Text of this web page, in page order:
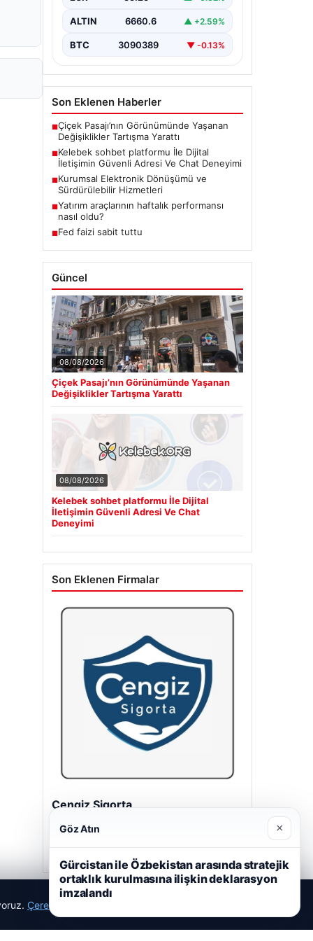
bir biçimde iletişim kurması büyük
Günümüzde birçok…
ALTIN 6660.6 ▲ +2.59%
BTC 3090389 ▼ -0.13%
Son Eklenen Haberler
■Çiçek Pasajı’nın Görünümünde Yaşanan
Değişiklikler Tartışma Yarattı
■Kelebek sohbet platformu İle Dijital
İletişimin Güvenli Adresi Ve Chat Deneyimi
■Kurumsal Elektronik Dönüşümü ve
Sürdürülebilir Hizmetleri
■Yatırım araçlarının haftalık performansı
nasıl oldu?
■Fed faizi sabit tuttu
Güncel
08/08/2026
Çiçek Pasajı’nın Görünümünde Yaşanan
Değişiklikler Tartışma Yarattı
08/08/2026
Kelebek sohbet platformu İle Dijital
İletişimin Güvenli Adresi Ve Chat
Deneyimi
Son Eklenen Firmalar
Cengiz Sigorta
Çerez Politikamız
Göz Atın ×
Gürcistan ile Özbekistan arasında stratejik
ortaklık kurulmasına ilişkin deklarasyon
imzalandı